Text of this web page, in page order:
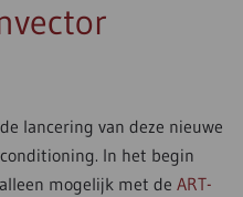
lancering van deze nieuwe
In het begin
mogelijk met de ART-